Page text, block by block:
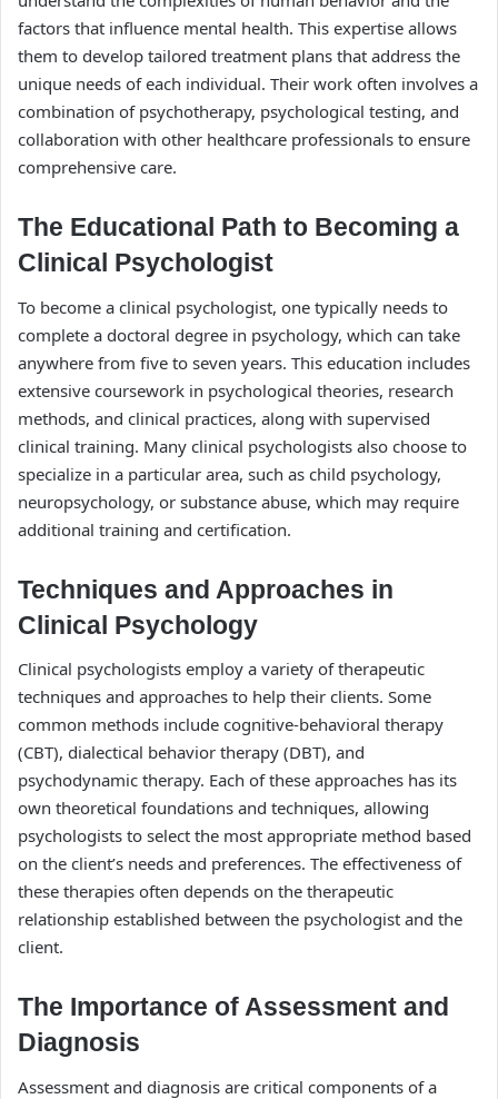
factors that influence mental health. This expertise allows
them to develop tailored treatment plans that address the
unique needs of each individual. Their work often involves a
combination of psychotherapy, psychological testing, and
collaboration with other healthcare professionals to ensure
comprehensive care.
The Educational Path to Becoming a
Clinical Psychologist
To become a clinical psychologist, one typically needs to
complete a doctoral degree in psychology, which can take
anywhere from five to seven years. This education includes
extensive coursework in psychological theories, research
methods, and clinical practices, along with supervised
clinical training. Many clinical psychologists also choose to
specialize in a particular area, such as child psychology,
neuropsychology, or substance abuse, which may require
additional training and certification.
Techniques and Approaches in
Clinical Psychology
Clinical psychologists employ a variety of therapeutic
techniques and approaches to help their clients. Some
common methods include cognitive-behavioral therapy
(CBT), dialectical behavior therapy (DBT), and
psychodynamic therapy. Each of these approaches has its
own theoretical foundations and techniques, allowing
psychologists to select the most appropriate method based
on the client’s needs and preferences. The effectiveness of
these therapies often depends on the therapeutic
relationship established between the psychologist and the
client.
The Importance of Assessment and
Diagnosis
Assessment and diagnosis are critical components of a